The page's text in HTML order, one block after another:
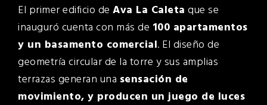
El primer edificio de Ava La Caleta que se
inauguró cuenta con más de 100 apartamentos
y un basamento comercial. El diseño de
geometría circular de la torre y sus amplias
terrazas generan una sensación de
movimiento, y producen un juego de luces